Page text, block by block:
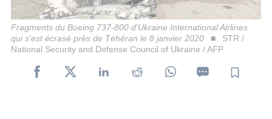
Fragments du Boeing 737-800 d'Ukraine International Airlines
qui s'est écrasé près de Téhéran le 8 janvier 2020
STR /
National Security and Defense Council of Ukraine / AFP